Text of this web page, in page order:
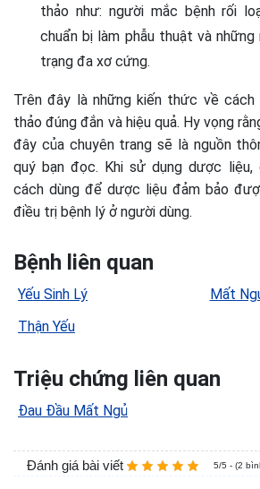
thảo như: người mắc bệnh rối
chuẩn bị làm phẫu thuật và
trạng đa xơ cứng.
Trên đây là những kiến thức về cách
thảo đúng đắn và hiệu quả. Hy vọng
đây của chuyên trang sẽ là nguồn
quý bạn đọc. Khi sử dụng dược liệu,
cách dùng để dược liệu đảm bảo
điều trị bệnh lý ở người dùng.
Bệnh liên quan
Yếu Sinh Lý
Thận Yếu
Mất
Triệu chứng liên quan
Đau Đầu Mất Ngủ
Đánh giá bài viết 5/5 - (2